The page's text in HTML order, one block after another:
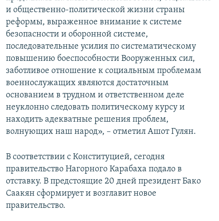
и общественно-политической жизни страны
реформы, выраженное внимание к системе
безопасности и оборонной системе,
последовательные усилия по систематическому
повышению боеспособности Вооруженных сил,
заботливое отношение к социальным проблемам
военнослужащих являются достаточным
основанием в трудном и ответственном деле
неуклонно следовать политическому курсу и
находить адекватные решения проблем,
волнующих наш народ», – отметил Ашот Гулян.
В соответствии с Конституцией, сегодня
правительство Нагорного Карабаха подало в
отставку. В предстоящие 20 дней президент Бако
Саакян сформирует и возглавит новое
правительство.